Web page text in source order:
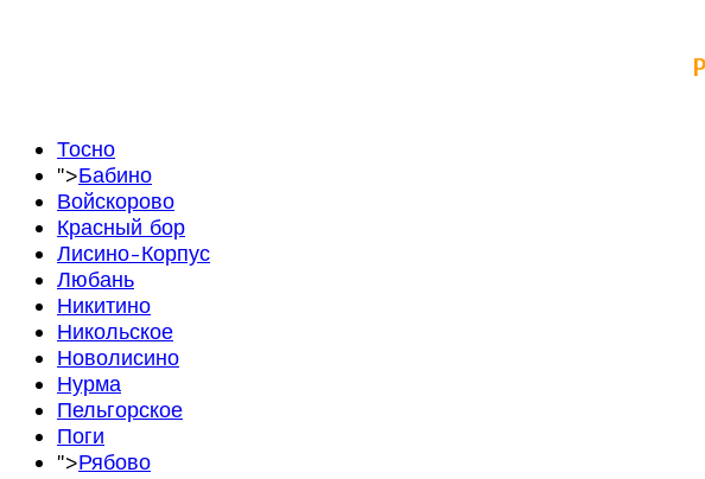
Тосно
">Бабино
Войскорово
Красный бор
Лисино-Корпус
Любань
Никитино
Никольское
Новолисино
Нурма
Пельгорское
Поги
">Рябово